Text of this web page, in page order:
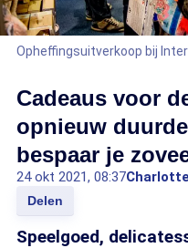
Opheffingsuitverkoop bij
Cadeaus voor
opnieuw
bespaar je
24 okt 2021, 08:37
Delen
Speelgoed,